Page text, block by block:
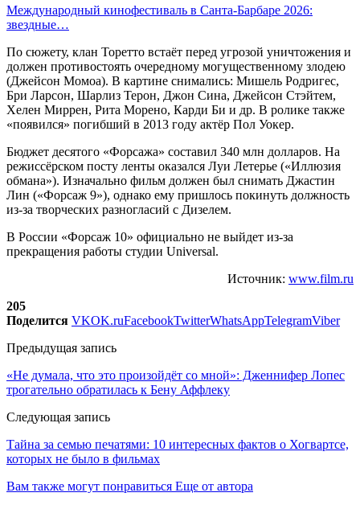
Международный кинофестиваль в Санта-Барбаре 2026:
звездные…
По сюжету, клан Торетто встаёт перед угрозой уничтожения и
должен противостоять очередному могущественному злодею
(Джейсон Момоа). В картине снимались: Мишель Родригес,
Бри Ларсон, Шарлиз Терон, Джон Сина, Джейсон Стэйтем,
Хелен Миррен, Рита Морено, Карди Би и др. В ролике также
«появился» погибший в 2013 году актёр Пол Уокер.
Бюджет десятого «Форсажа» составил 340 млн долларов. На
режиссёрском посту ленты оказался Луи Летерье («Иллюзия
обмана»). Изначально фильм должен был снимать Джастин
Лин («Форсаж 9»), однако ему пришлось покинуть должность
из-за творческих разногласий с Дизелем.
В России «Форсаж 10» официально не выйдет из-за
прекращения работы студии Universal.
Источник: www.film.ru
205
Поделится VKOK.ruFacebookTwitterWhatsAppTelegramViber
Предыдущая запись
«Не думала, что это произойдёт со мной»: Дженнифер Лопес
трогательно обратилась к Бену Аффлеку
Следующая запись
Тайна за семью печатями: 10 интересных фактов о Хогвартсе,
которых не было в фильмах
Вам также могут понравиться Еще от автора